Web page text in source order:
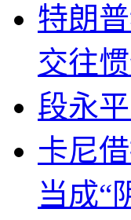
特朗
交往
段永
卡尼
当成“